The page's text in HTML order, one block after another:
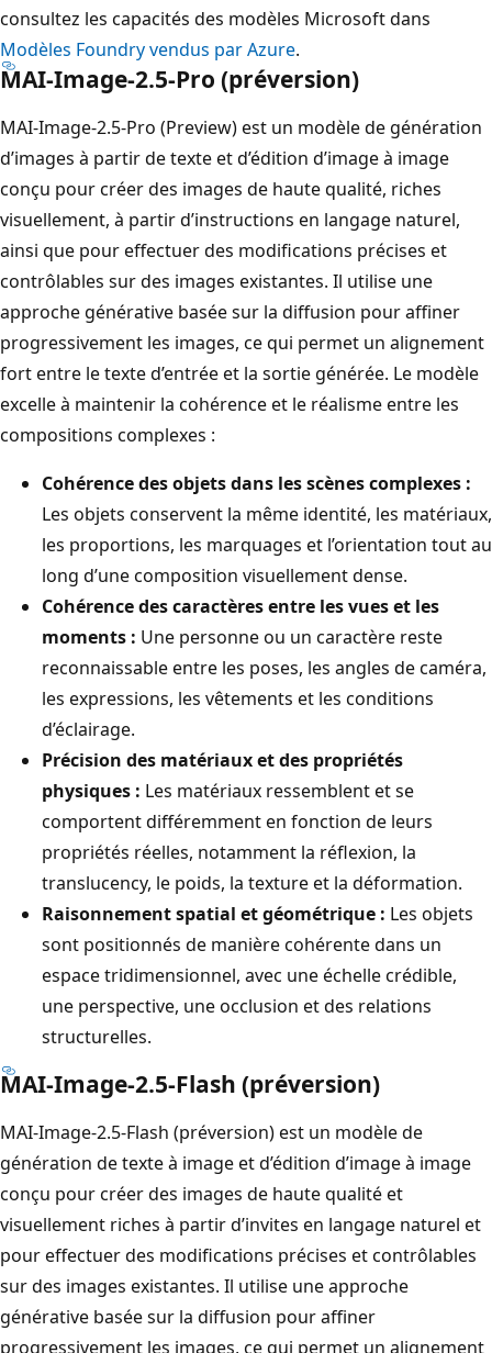
consultez les capacités des modèles Microsoft dans
Modèles Foundry vendus par Azure.
MAI-Image-2.5-Pro (préversion)
MAI-Image-2.5-Pro (Preview) est un modèle de génération
d’images à partir de texte et d’édition d’image à image
conçu pour créer des images de haute qualité, riches
visuellement, à partir d’instructions en langage naturel,
ainsi que pour effectuer des modifications précises et
contrôlables sur des images existantes. Il utilise une
approche générative basée sur la diffusion pour affiner
progressivement les images, ce qui permet un alignement
fort entre le texte d’entrée et la sortie générée. Le modèle
excelle à maintenir la cohérence et le réalisme entre les
compositions complexes :
Cohérence des objets dans les scènes complexes :
Les objets conservent la même identité, les matériaux,
les proportions, les marquages et l’orientation tout au
long d’une composition visuellement dense.
Cohérence des caractères entre les vues et les
moments : Une personne ou un caractère reste
reconnaissable entre les poses, les angles de caméra,
les expressions, les vêtements et les conditions
d’éclairage.
Précision des matériaux et des propriétés
physiques : Les matériaux ressemblent et se
comportent différemment en fonction de leurs
propriétés réelles, notamment la réflexion, la
translucency, le poids, la texture et la déformation.
Raisonnement spatial et géométrique : Les objets
sont positionnés de manière cohérente dans un
espace tridimensionnel, avec une échelle crédible,
une perspective, une occlusion et des relations
structurelles.
MAI-Image-2.5-Flash (préversion)
MAI-Image-2.5-Flash (préversion) est un modèle de
génération de texte à image et d’édition d’image à image
conçu pour créer des images de haute qualité et
visuellement riches à partir d’invites en langage naturel et
pour effectuer des modifications précises et contrôlables
sur des images existantes. Il utilise une approche
générative basée sur la diffusion pour affiner
progressivement les images, ce qui permet un alignement